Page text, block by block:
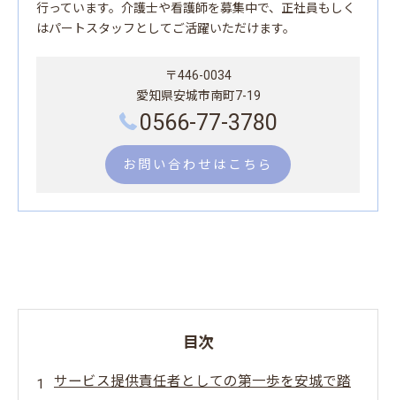
行っています。介護士や看護師を募集中で、正社員もしく
はパートスタッフとしてご活躍いただけます。
〒446-0034
愛知県安城市南町7-19
0566-77-3780
お問い合わせはこちら
目次
サービス提供責任者としての第一歩を安城で踏